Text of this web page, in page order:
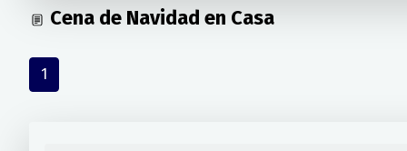
Cena de Navidad en Casa
1